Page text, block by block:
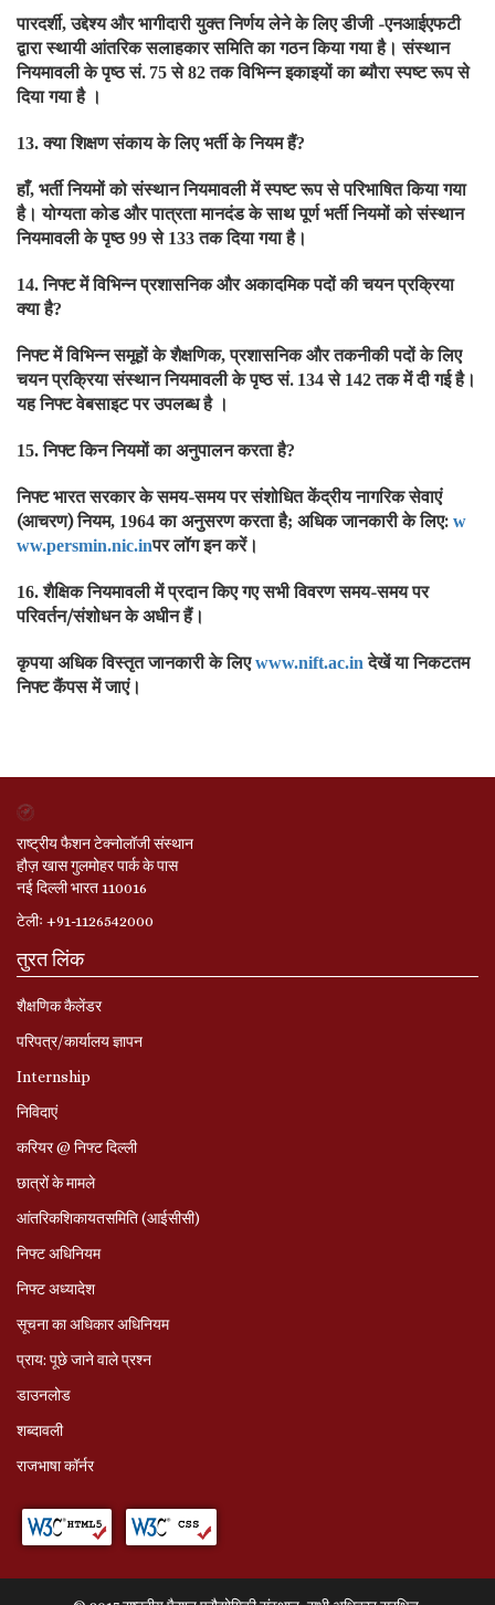
पारदर्शी,उद्देश्य और भागीदारी युक्त निर्णय लेने के लिए डीजी -एनआईएफटी
द्वारा स्थायी आंतरिक सलाहकार समिति का गठन किया गया है। संस्थान
नियमावली के पृष्ठ सं. 75से82तक विभिन्न इकाइयों का ब्यौरा स्पष्ट रूप से
दिया गया है ।
13.क्या शिक्षण संकाय के लिए भर्ती के नियम हैं?
हाँ, भर्ती नियमों को संस्थान नियमावली में स्पष्ट रूप से परिभाषित किया गया
है। योग्यता कोड और पात्रता मानदंड के साथ पूर्ण भर्ती नियमों को संस्थान
नियमावली के पृष्ठ99से 133तक दिया गया है।
14.निफ्ट में विभिन्न प्रशासनिक और अकादमिक पदों की चयन प्रक्रिया
क्या है?
निफ्ट में विभिन्न समूहों के शैक्षणिक,प्रशासनिक और तकनीकी पदों के लिए
चयन प्रक्रिया संस्थान नियमावली के पृष्ठ सं. 134से 142तक में दी गई है।
यह निफ्ट वेबसाइट पर उपलब्ध है ।
15.निफ्ट किन नियमों का अनुपालन करता है?
निफ्ट भारत सरकार के समय-समय पर संशोधित केंद्रीय नागरिक सेवाएं
(आचरण) नियम, 1964का अनुसरण करता है; अधिक जानकारी के लिए: w
ww.persmin.nic.inपर लॉग इन करें।
16.शैक्षिक नियमावली में प्रदान किए गए सभी विवरण समय-समय पर
परिवर्तन/संशोधन के अधीन हैं।
कृपया अधिक विस्तृत जानकारी के लिएwww.nift.ac.in देखें या निकटतम
निफ्ट कैंपस में जाएं।
राष्ट्रीय फैशन टेक्नोलॉजी संस्थान
हौज़ खास गुलमोहर पार्क के पास
नई दिल्ली भारत 110016
टेलीः +91-1126542000
तुरत लिंक
शैक्षणिक कैलेंडर
परिपत्र/कार्यालय ज्ञापन
Internship
निविदाएं
करियर @ निफ्ट दिल्ली
छात्रों के मामले
आंतरिकशिकायतसमिति (आईसीसी)
निफ्ट अधिनियम
निफ्ट अध्‍यादेश
सूचना का अधिकार अधिनियम
प्राय: पूछे जाने वाले प्रश्‍न
डाउनलोड
शब्दावली
राजभाषा कॉर्नर